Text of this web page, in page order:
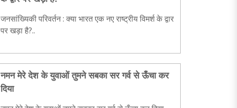
जनसांख्यिकी परिवर्तन : क्या भारत एक नए राष्ट्रीय विमर्श के द्वार
पर खड़ा है?..
नमन मेरे देश के युवाओं तुमने सबका सर गर्व से ऊँचा कर
दिया